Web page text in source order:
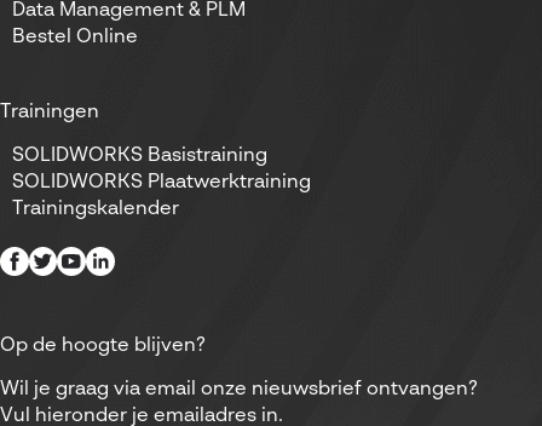
Data Management & PLM
Bestel Online
Trainingen
SOLIDWORKS Basistraining
SOLIDWORKS Plaatwerktraining
Trainingskalender
Op de hoogte blijven?
Wil je graag via email onze nieuwsbrief ontvangen?
Vul hieronder je emailadres in.